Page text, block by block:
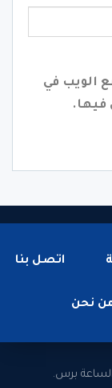
الويب في
فيها.
اتصل بنا
نحن